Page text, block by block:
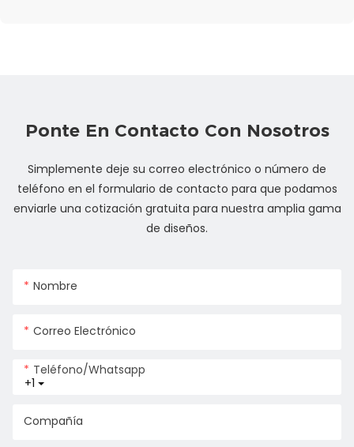
Ponte En Contacto Con Nosotros
Simplemente deje su correo electrónico o número de
teléfono en el formulario de contacto para que podamos
enviarle una cotización gratuita para nuestra amplia gama
de diseños.
Nombre
Correo Electrónico
+1
Teléfono/whatsapp
Compañía